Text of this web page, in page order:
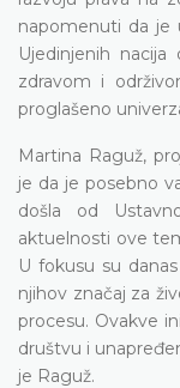
napomenuti da je
Ujedinjenih
zdravom i
proglašeno
Martina Raguž,
je da je posebno
došla od
aktuelnosti ove
U fokusu su
njihov značaj za
procesu. Ovakve
društvu i
je Raguž.